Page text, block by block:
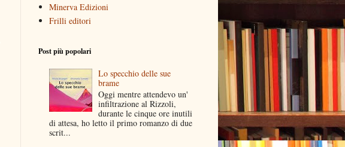
Minerva Edizioni
Frilli editori
Post più popolari
Lo specchio delle sue
brame
Oggi mentre attendevo un'
infiltrazione al Rizzoli,
durante le cinque ore inutili
di attesa, ho letto il primo romanzo di due
scrit...